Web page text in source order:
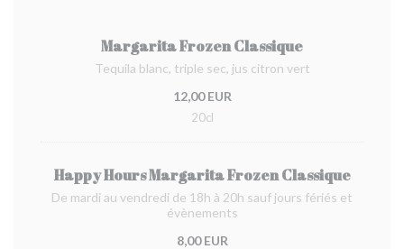
Margarita Frozen Classique
Tequila blanc, triple sec, jus citron vert
12,00 EUR
20cl
Happy Hours Margarita Frozen Classique
De mardi au vendredi de 18h à 20h sauf jours fériés et
évènements
8,00 EUR